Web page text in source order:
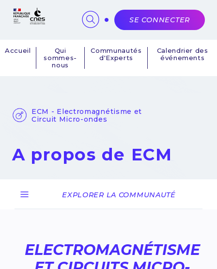
Navigation
Accueil
Qui
sommes-
nous
Communautés
d'Experts
Calendrier des
événements
SE CONNECTER
ECM - Electromagnétisme et
Circuit Micro-ondes
A propos de ECM
EXPLORER LA COMMUNAUTÉ
ELECTROMAGNÉTISME